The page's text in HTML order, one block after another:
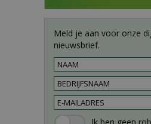
Meld je aan voor onze
nieuwsbrief.